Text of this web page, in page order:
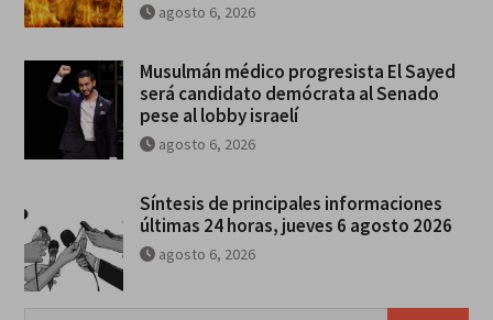
agosto 6, 2026
Musulmán médico progresista El Sayed
será candidato demócrata al Senado
pese al lobby israelí
agosto 6, 2026
Síntesis de principales informaciones
últimas 24 horas, jueves 6 agosto 2026
agosto 6, 2026